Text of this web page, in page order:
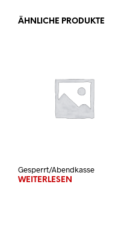
ÄHNLICHE PRODUKTE
Gesperrt/Abendkasse
WEITERLESEN